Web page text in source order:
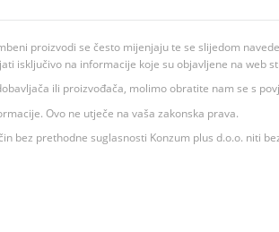
proizvodi se često mijenjaju te se slijedom
isključivo na informacije koje su objavljene na web
ili proizvođača, molimo obratite nam se s
Ovo ne utječe na vaša zakonska prava.
bez prethodne suglasnosti Konzum plus d.o.o. niti